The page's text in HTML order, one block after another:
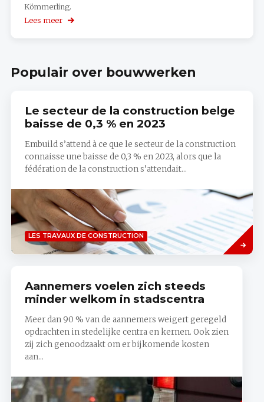
Kömmerling.
Lees meer over
Populair over bouwwerken
Le secteur de la construction belge
baisse de 0,3 % en 2023
Embuild s’attend à ce que le secteur de la construction
connaisse une baisse de 0,3 % en 2023, alors que la
fédération de la construction s’attendait...
LES TRAVAUX DE CONSTRUCTION
Lees
meer
Aannemers voelen zich steeds
minder welkom in stadscentra
Meer dan 90 % van de aannemers weigert geregeld
opdrachten in stedelijke centra en kernen. Ook zien
zij zich genoodzaakt om er bijkomende kosten
aan...